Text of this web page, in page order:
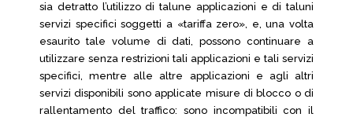
sia detratto l’utilizzo di talune applicazioni e di taluni
servizi specifici soggetti a «tariffa zero», e, una volta
esaurito tale volume di dati, possono continuare a
utilizzare senza restrizioni tali applicazioni e tali servizi
specifici, mentre alle altre applicazioni e agli altri
servizi disponibili sono applicate misure di blocco o di
rallentamento del traffico: sono incompatibili con il